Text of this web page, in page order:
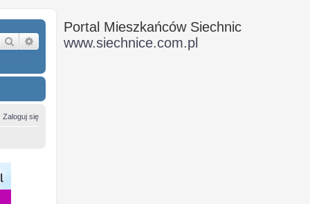
Szukaj Wyszukiwanie zaawansowane
Zaloguj się
Portal Mieszkańców Siechnic
www.siechnice.com.pl